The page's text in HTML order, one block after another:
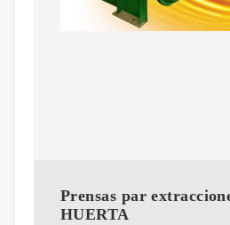
Prensas par
HUERTA